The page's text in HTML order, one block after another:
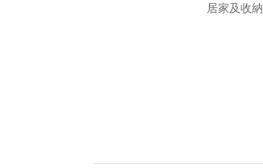
居家及收納